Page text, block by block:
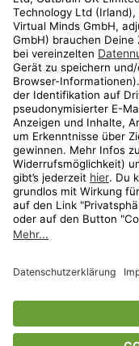
Shop
Aktionen
Travel
* Streichpreise
Herstellers.